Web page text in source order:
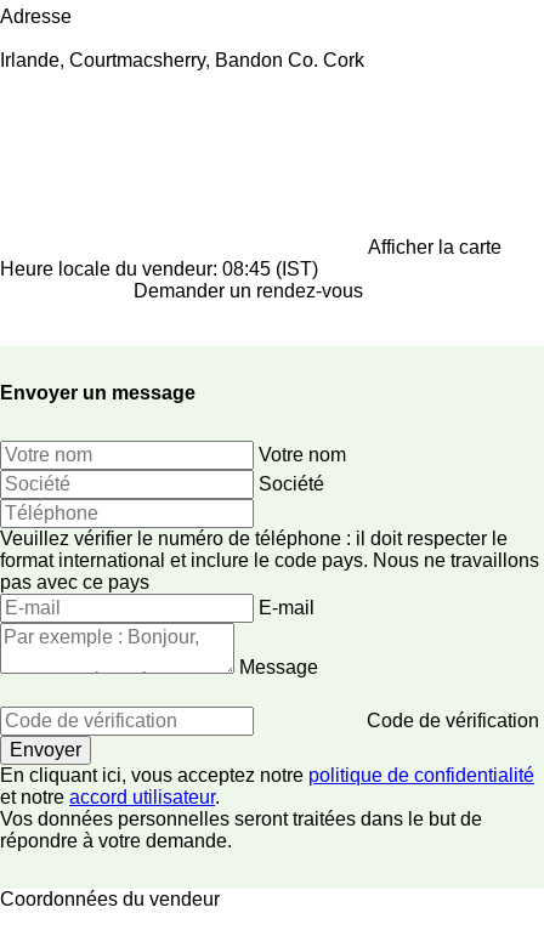
Adresse
Irlande, Courtmacsherry, Bandon Co. Cork
Afficher la carte
Heure locale du vendeur: 08:45 (IST)
Demander un rendez-vous
Envoyer un message
Votre nom
Société
Veuillez vérifier le numéro de téléphone : il doit respecter le
format international et inclure le code pays. Nous ne travaillons
pas avec ce pays
E-mail
Message
Code de vérification
En cliquant ici, vous acceptez notre politique de confidentialité
et notre accord utilisateur.
Vos données personnelles seront traitées dans le but de
répondre à votre demande.
Coordonnées du vendeur